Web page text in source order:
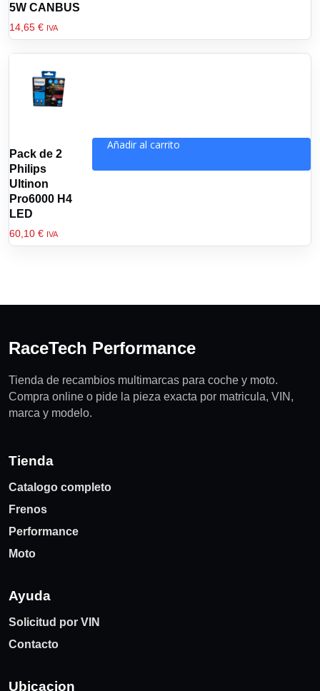
5W CANBUS
14,65 € IVA
Pack de 2
Philips
Ultinon
Pro6000 H4
LED
60,10 € IVA
Añadir al carrito
RaceTech Performance
Tienda de recambios multimarcas para coche y moto.
Compra online o pide la pieza exacta por matricula, VIN,
marca y modelo.
Tienda
Catalogo completo
Frenos
Performance
Moto
Ayuda
Solicitud por VIN
Contacto
Ubicacion